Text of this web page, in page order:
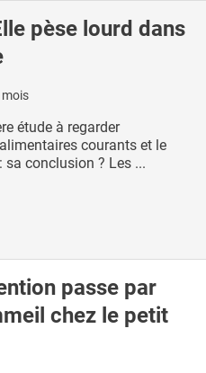
pèse lourd dans
mois
étude à regarder
courants et le
sa conclusion ? Les ...
passe par
chez le petit